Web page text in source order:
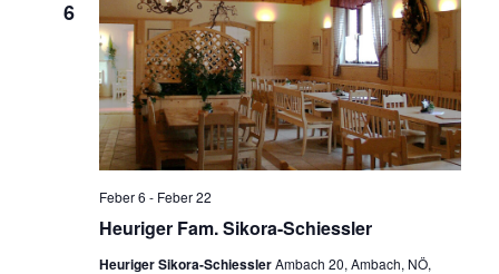
6
Heuriger Fam. Sikora-Schiessler
Feber 6 - Feber 22
Heuriger Sikora-SchiesslerAmbach 20, Ambach, NÖ,